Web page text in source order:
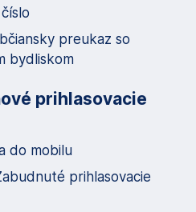
preukaz so
bydliskom
prihlasovacie
do mobilu
prihlasovacie